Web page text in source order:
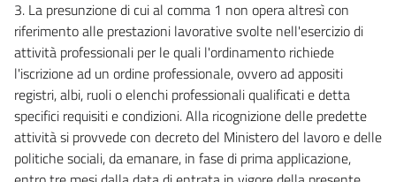
3. La presunzione di cui al comma 1 non opera altresì con
riferimento alle prestazioni lavorative svolte nell'esercizio di
attività professionali per le quali l'ordinamento richiede
l'iscrizione ad un ordine professionale, ovvero ad appositi
registri, albi, ruoli o elenchi professionali qualificati e detta
specifici requisiti e condizioni. Alla ricognizione delle predette
attività si provvede con decreto del Ministero del lavoro e delle
politiche sociali, da emanare, in fase di prima applicazione,